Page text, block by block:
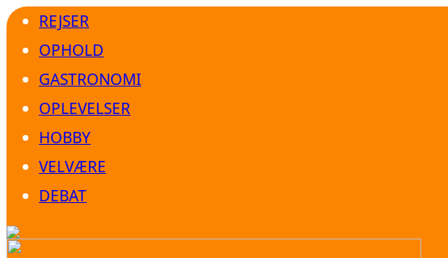
REJSER
OPHOLD
GASTRONOMI
OPLEVELSER
HOBBY
VELVÆRE
DEBAT